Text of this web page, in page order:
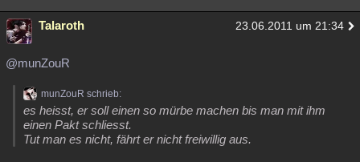
Talaroth 23.06.2011 um 21:34
@munZouR
munZouR schrieb:
es heisst, er soll einen so mürbe machen bis man mit ihm
einen Pakt schliesst.
Tut man es nicht, fährt er nicht freiwillig aus.